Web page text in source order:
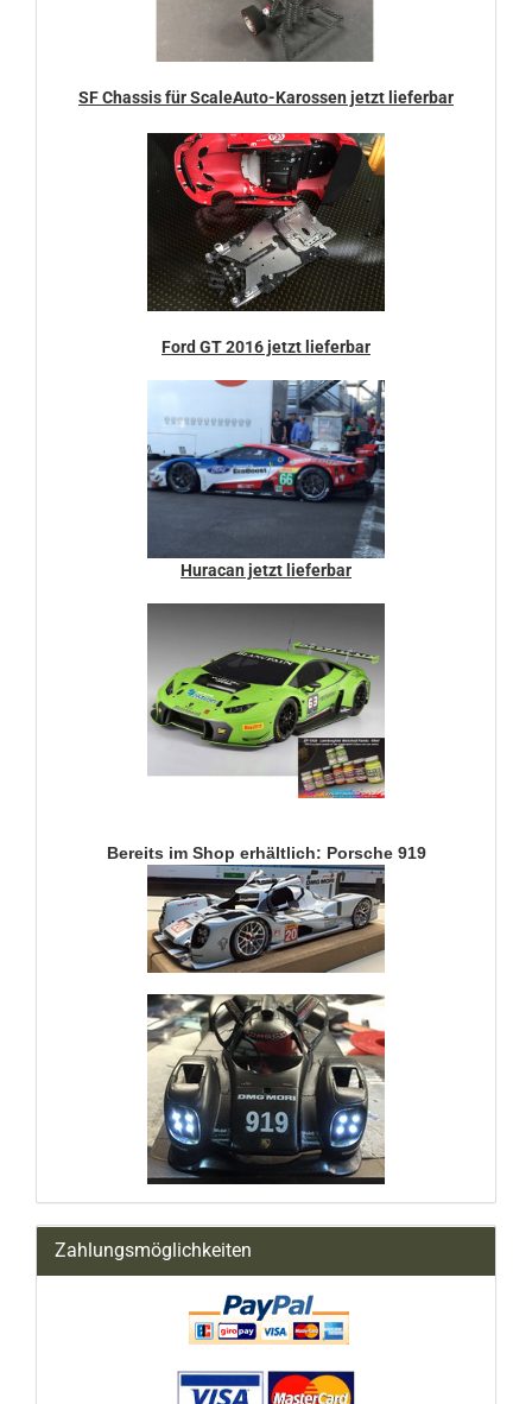
SF Chassis für ScaleAuto-Karossen jetzt lieferbar
Ford GT 2016 jetzt lieferbar
Huracan jetzt lieferbar
Bereits im Shop erhältlich: Porsche 919
Zahlungsmöglichkeiten